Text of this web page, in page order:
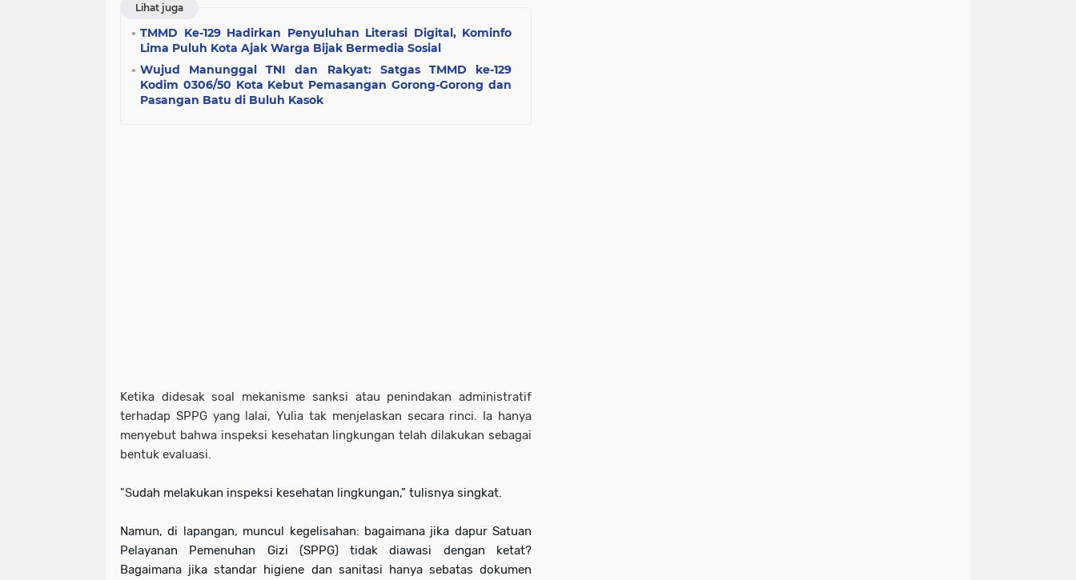
Lihat juga
TMMD Ke-129 Hadirkan Penyuluhan Literasi Digital, Kominfo
Lima Puluh Kota Ajak Warga Bijak Bermedia Sosial
Wujud Manunggal TNI dan Rakyat: Satgas TMMD ke-129
Kodim 0306/50 Kota Kebut Pemasangan Gorong-Gorong dan
Pasangan Batu di Buluh Kasok
Ketika didesak soal mekanisme sanksi atau penindakan administratif
terhadap SPPG yang lalai, Yulia tak menjelaskan secara rinci. Ia hanya
menyebut bahwa inspeksi kesehatan lingkungan telah dilakukan sebagai
bentuk evaluasi.
"Sudah melakukan inspeksi kesehatan lingkungan,” tulisnya singkat.
Namun, di lapangan, muncul kegelisahan: bagaimana jika dapur Satuan
Pelayanan Pemenuhan Gizi (SPPG) tidak diawasi dengan ketat?
Bagaimana jika standar higiene dan sanitasi hanya sebatas dokumen